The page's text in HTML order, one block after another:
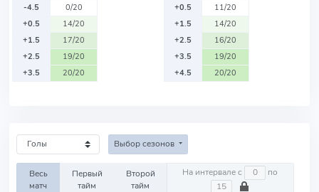
-4.5
0/20
+0.5
14/20
+1.5
17/20
+2.5
19/20
+3.5
20/20
+0.5
11/20
+1.5
14/20
+2.5
16/20
+3.5
19/20
+4.5
20/20
Выбор сезонов
Весь
матч
Первый
тайм
Второй
тайм
На интервале с по